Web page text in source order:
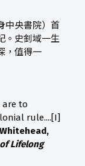
中央書院）首
。史釗域一生
，值得一
are to
rule....[I]
Lifelong